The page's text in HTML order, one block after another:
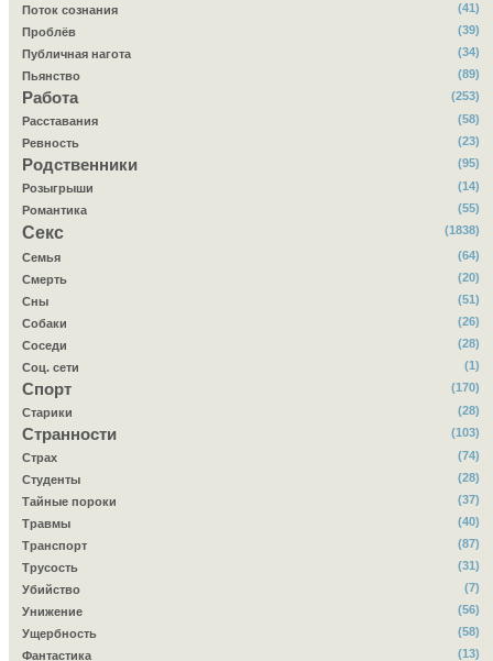
Поток сознания
(41)
Проблёв
(39)
Публичная нагота
(34)
Пьянство
(89)
Работа
(253)
Расставания
(58)
Ревность
(23)
Родственники
(95)
Розыгрыши
(14)
Романтика
(55)
Секс (1838)
Семья
(64)
Смерть
(20)
Сны
(51)
Собаки
(26)
Соседи
(28)
Соц. сети
(1)
Спорт
(170)
Старики
(28)
Странности
(103)
Страх
(74)
Студенты
(28)
Тайные пороки
(37)
Травмы
(40)
Транспорт
(87)
Трусость
(31)
Убийство
(7)
Унижение
(56)
Ущербность
(58)
Фантастика
(13)